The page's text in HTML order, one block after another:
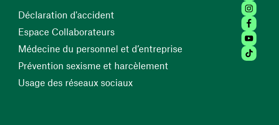
Déclaration d'accident(opens in a new window)
Espace Collaborateurs(opens in a new window)
Médecine du personnel et d’entreprise(opens in a new
Prévention sexisme et harcèlement(opens in a new window)
Usage des réseaux sociaux(opens in a new window)
Tiktok